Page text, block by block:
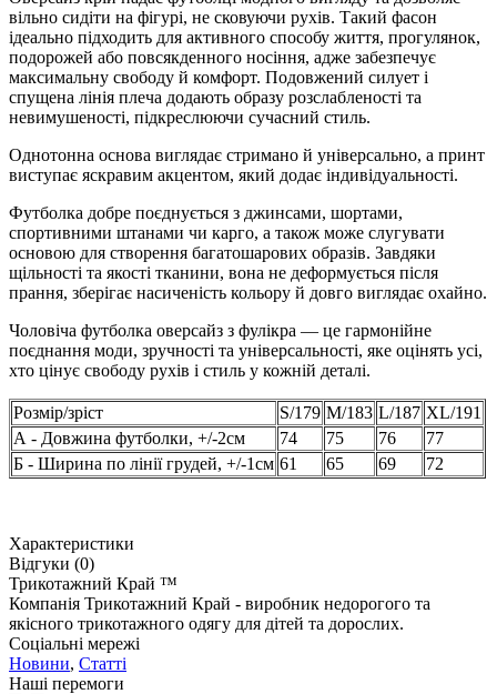
вільно сидіти на фігурі, не сковуючи рухів. Такий фасон
ідеально підходить для активного способу життя, прогулянок,
подорожей або повсякденного носіння, адже забезпечує
максимальну свободу й комфорт. Подовжений силует і
спущена лінія плеча додають образу розслабленості та
невимушеності, підкреслюючи сучасний стиль.
Однотонна основа виглядає стримано й універсально, а принт
виступає яскравим акцентом, який додає індивідуальності.
Футболка добре поєднується з джинсами, шортами,
спортивними штанами чи карго, а також може слугувати
основою для створення багатошарових образів. Завдяки
щільності та якості тканини, вона не деформується після
прання, зберігає насиченість кольору й довго виглядає охайно.
Чоловіча футболка оверсайз з фулікра — це гармонійне
поєднання моди, зручності та універсальності, яке оцінять усі,
хто цінує свободу рухів і стиль у кожній деталі.
Розмір/зріст S/179 M/183 L/187 XL/191
А - Довжина футболки, +/-2см
74 75 76
77
Б - Ширина по лінії грудей, +/-1см 61 65 69 72
Характеристики
Відгуки (0)
Трикотажний Край ™
Компанія Трикотажний Край - виробник недорогого та
якісного трикотажного одягу для дітей та дорослих.
Соціальні мережі
Новини, Статті
Наші перемоги